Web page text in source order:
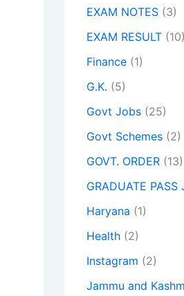
EXAM NOTES (3)
EXAM RESULT (10)
Finance (1)
G.K. (5)
Govt Jobs (25)
Govt Schemes (2)
GOVT. ORDER (13)
GRADUATE PASS
Haryana (1)
Health (2)
Instagram (2)
Jammu and